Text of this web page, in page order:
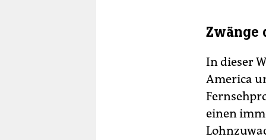
In dieser
America
einen